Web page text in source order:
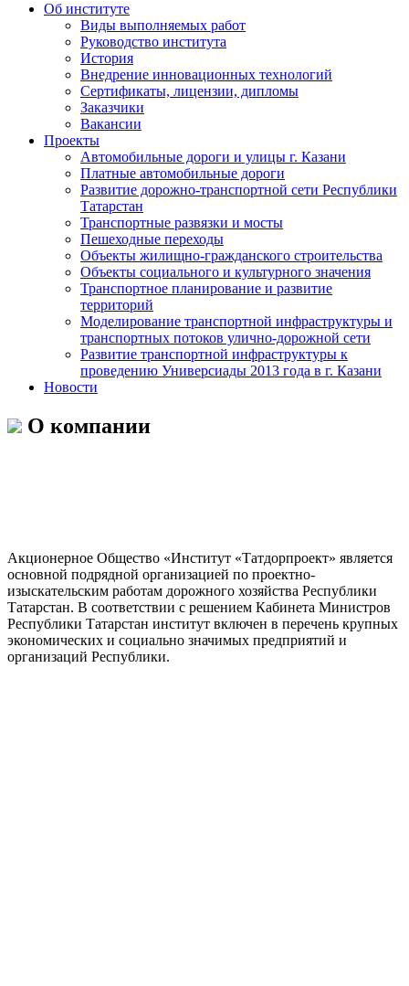
Об институте
Виды выполняемых работ
Руководство института
История
Внедрение инновационных технологий
Сертификаты, лицензии, дипломы
Заказчики
Вакансии
Проекты
Автомобильные дороги и улицы г. Казани
Платные автомобильные дороги
Развитие дорожно-транспортной сети Республики
Татарстан
Транспортные развязки и мосты
Пешеходные переходы
Объекты жилищно-гражданского строительства
Объекты социального и культурного значения
Транспортное планирование и развитие
территорий
Моделирование транспортной инфраструктуры и
транспортных потоков улично-дорожной сети
Развитие транспортной инфраструктуры к
проведению Универсиады 2013 года в г. Казани
Новости
О компании
Акционерное Общество «Институт «Татдорпроект» является
основной подрядной организацией по проектно-
изыскательским работам дорожного хозяйства Республики
Татарстан. В соответствии с решением Кабинета Министров
Республики Татарстан институт включен в перечень крупных
экономических и социально значимых предприятий и
организаций Республики.